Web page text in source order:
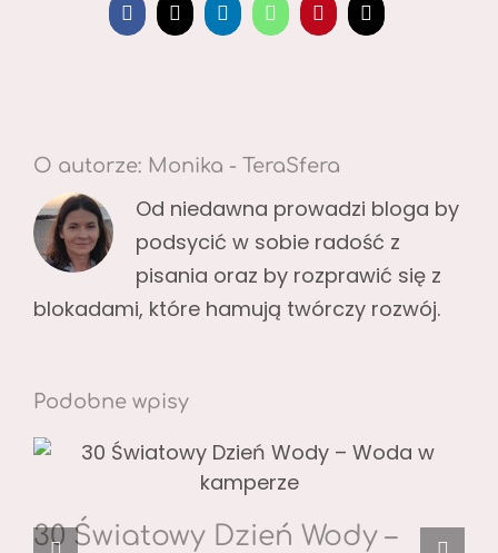
Facebook
X LinkedInWhatsAppPinterestEmail
O autorze: Monika - TeraSfera
Od niedawna prowadzi bloga by
podsycić w sobie radość z
pisania oraz by rozprawić się z
blokadami, które hamują twórczy rozwój.
Podobne wpisy
30 Światowy Dzień Wody –